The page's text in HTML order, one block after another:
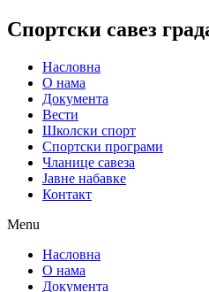
Спортски савез
Насловна
О нама
Документа
Вести
Школски спорт
Спортски програми
Чланице савеза
Јавне набавке
Контакт
Menu
Насловна
О нама
Документа